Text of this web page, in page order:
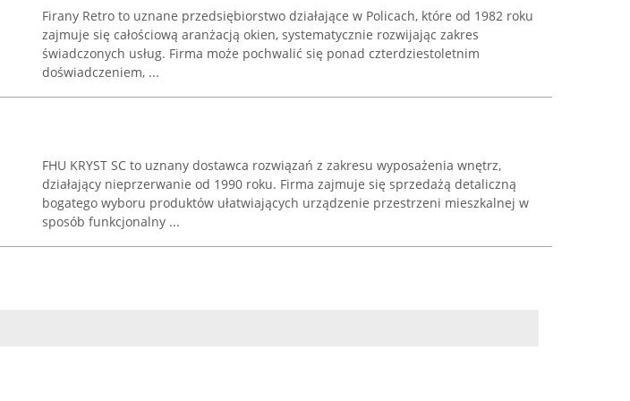
Firany Retro to uznane przedsiębiorstwo działające w Policach, które od 1982 roku
zajmuje się całościową aranżacją okien, systematycznie rozwijając zakres
świadczonych usług. Firma może pochwalić się ponad czterdziestoletnim
doświadczeniem, ...
FHU KRYST SC to uznany dostawca rozwiązań z zakresu wyposażenia wnętrz,
działający nieprzerwanie od 1990 roku. Firma zajmuje się sprzedażą detaliczną
bogatego wyboru produktów ułatwiających urządzenie przestrzeni mieszkalnej w
sposób funkcjonalny ...